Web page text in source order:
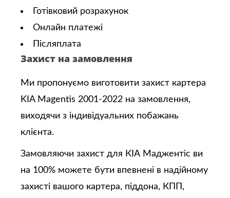
Готівковий розрахунок
Онлайн платежі
Післяплата
Захист на замовлення
Ми пропонуємо виготовити захист картера
KIA Magentis 2001-2022 на замовлення,
виходячи з індивідуальних побажань
клієнта.
Замовляючи захист для КІА Маджентіс ви
на 100% можете бути впевнені в надійному
захисті вашого картера, піддона, КПП,